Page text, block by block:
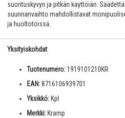
suorituskyvyn ja pitkän käyttöiän.
suunnanvaihto mahdollistavat
ja huoltotöissä.
Yksityiskohdat
Tuotenumero:1919101210KR
EAN:8716106939701
Yksikkö: Kpl
Merkki: Kramp